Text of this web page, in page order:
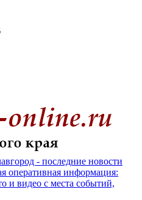
- последние новости
оперативная информация:
и видео с места событий,